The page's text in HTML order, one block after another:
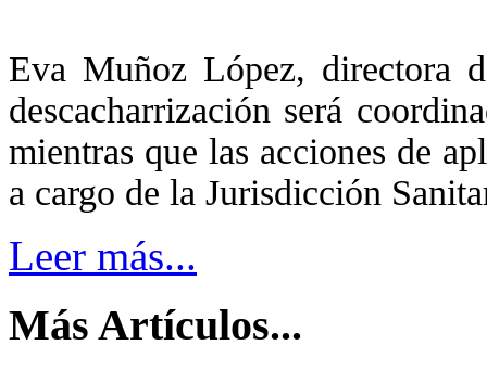
Eva Muñoz López, directora
descacharrización será
mientras que las acciones de
a cargo de la Jurisdicción
Leer más...
Más Artículos...